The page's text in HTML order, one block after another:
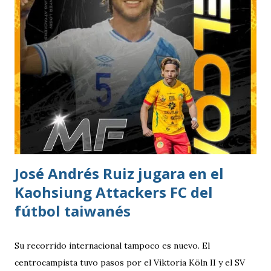
José Andrés Ruiz jugara en el
Kaohsiung Attackers FC del
fútbol taiwanés
Su recorrido internacional tampoco es nuevo. El
centrocampista tuvo pasos por el Viktoria Köln II y el SV